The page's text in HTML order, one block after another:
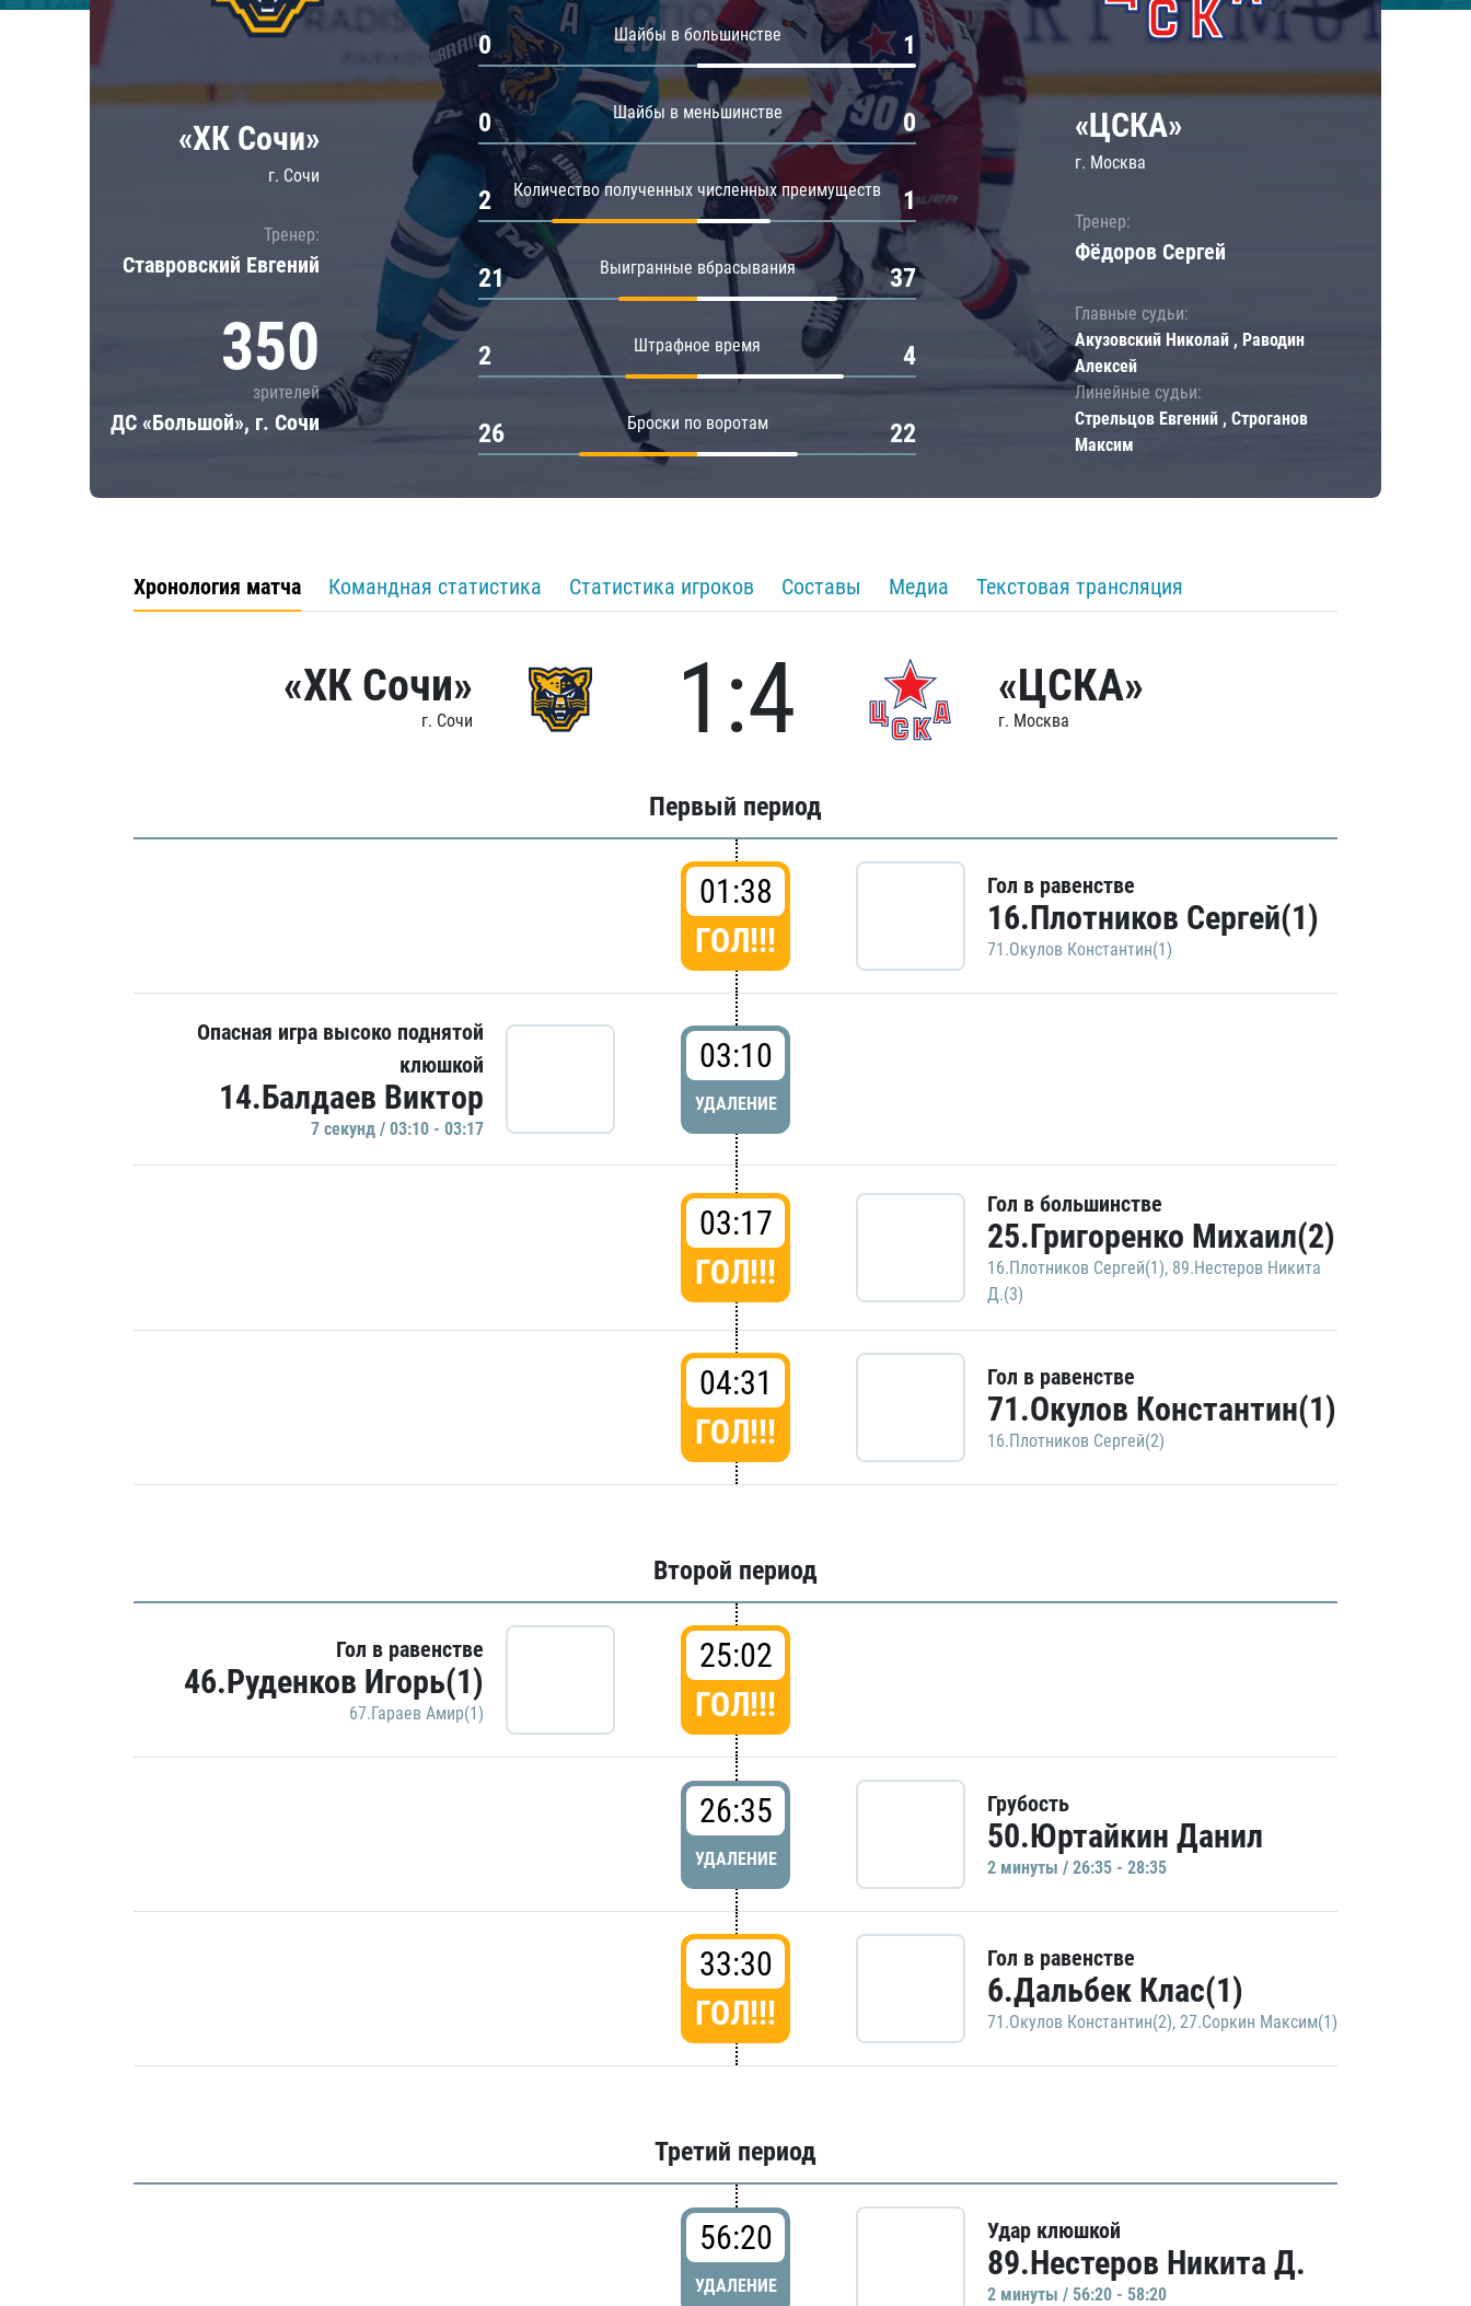
Локомотив
ЦСКА
Шанхайские Драконы
Амур
Барыс
Салават Юлаев
«ХК Сочи»
г. Сочи
Тренер:
Ставровский Евгений
350
зрителей
ДС «Большой», г. Сочи
Шайбы в большинстве
0 1
Шайбы в меньшинстве
0 0
Количество полученных численных преимуществ
2 1
Выигранные вбрасывания
21 37
Штрафное время
2 4
Броски по воротам
26 22
«ЦСКА»
г. Москва
Тренер:
Фёдоров Сергей
Главные судьи:
Акузовский Николай , Раводин
Алексей
Линейные судьи:
Стрельцов Евгений , Строганов
Максим
Хронология матча Командная статистика Статистика игроков Составы Медиа Текстовая трансляция
«ХК Сочи»
г. Сочи 1:4 «ЦСКА»
г. Москва
Первый период
01:38
ГОЛ!!!
Гол в равенстве
16.Плотников Сергей(1)
71.Окулов Константин(1)
Опасная игра высоко поднятой
клюшкой
14.Балдаев Виктор
7 секунд / 03:10 - 03:17
03:10
УДАЛЕНИЕ
03:17
ГОЛ!!!
Гол в большинстве
25.Григоренко Михаил(2)
16.Плотников Сергей(1), 89.Нестеров Никита
Д.(3)
04:31
ГОЛ!!!
Гол в равенстве
71.Окулов Константин(1)
16.Плотников Сергей(2)
Второй период
Гол в равенстве
46.Руденков Игорь(1)
67.Гараев Амир(1)
25:02
ГОЛ!!!
26:35
УДАЛЕНИЕ
Грубость
50.Юртайкин Данил
2 минуты / 26:35 - 28:35
33:30
ГОЛ!!!
Гол в равенстве
6.Дальбек Клас(1)
71.Окулов Константин(2), 27.Соркин Максим(1)
Третий период
56:20
УДАЛЕНИЕ
Удар клюшкой
89.Нестеров Никита Д.
2 минуты / 56:20 - 58:20